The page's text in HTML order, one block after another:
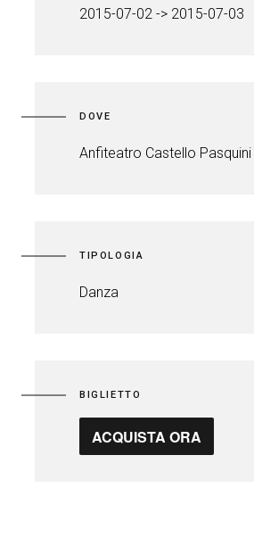
2015-07-02 -> 2015-07-03
DOVE
Anfiteatro Castello Pasquini
TIPOLOGIA
Danza
BIGLIETTO
ACQUISTA ORA